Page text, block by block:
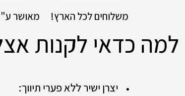
מאושר
למה כדאי לקנות
יצרן ישיר ללא פערי תיווך: